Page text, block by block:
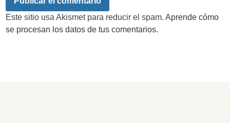
Este sitio usa Akismet para reducir el spam.Aprende cómo
se procesan los datos de tus comentarios.